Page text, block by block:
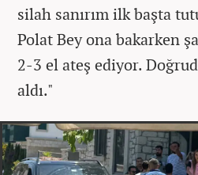
silah sanırım ilk başta
Polat Bey ona bakarken
2-3 el ateş ediyor.
aldı."